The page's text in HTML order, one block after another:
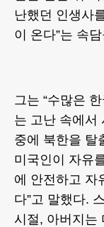
난했던 인생사
이 온다”는 속
그는 “수많은
는 고난 속에서
중에 북한을 탈
미국인이 자유
에 안전하고 자
다”고 말했다.
시절, 아버지는